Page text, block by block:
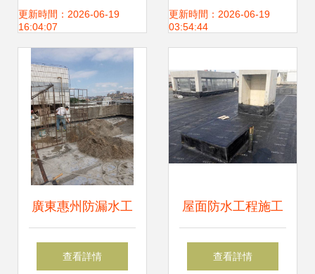
卷材的發展歷程與
施工演進
更新時間：2026-06-19
16:04:07
程施工要點
更新時間：2026-06-19
03:54:44
廣東惠州防漏水工
程指南 惠城屋面防
查看詳情
屋面防水工程施工
的關鍵技術與注意
查看詳情